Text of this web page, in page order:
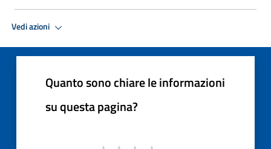
Vedi azioni
Quanto sono chiare le informazioni
su questa pagina?